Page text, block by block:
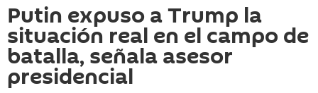
Putin expuso a Trump la
situación real en el campo de
batalla, señala asesor
presidencial